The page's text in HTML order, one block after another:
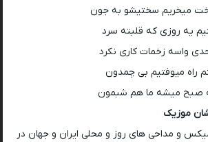
میخریم سختیشو به جون
یه روزی که قلبته سرد
واسه زخمات کاری نکرد
راه میوفتیم بی چمدون
صبح میشه ما هم شبمون
موزیک
و مداحی های روز و محلی ایران و جهان در